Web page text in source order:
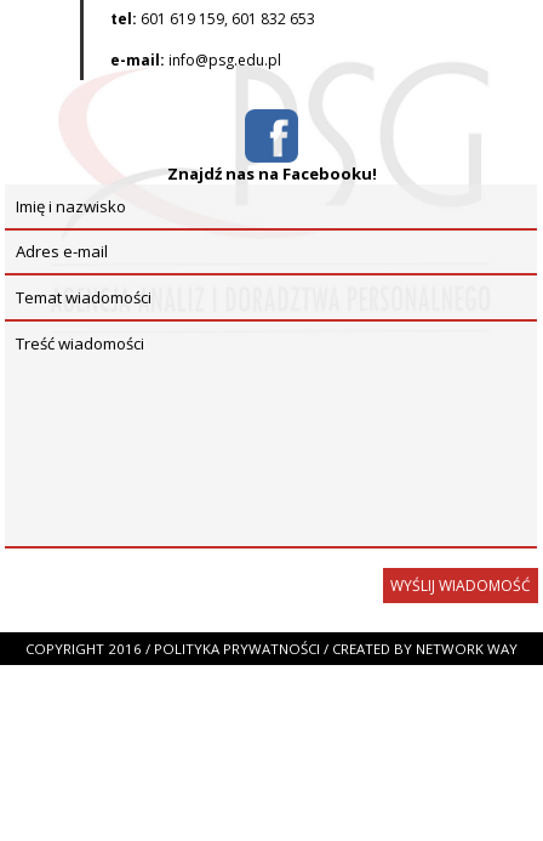
tel: 601 619 159, 601 832 653
e-mail: info@psg.edu.pl
Znajdź nas na Facebooku!
COPYRIGHT 2016 / POLITYKA PRYWATNOŚCI / CREATED BY NETWORK WAY